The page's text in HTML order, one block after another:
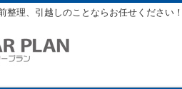
整理、引越しのことならお任せください！